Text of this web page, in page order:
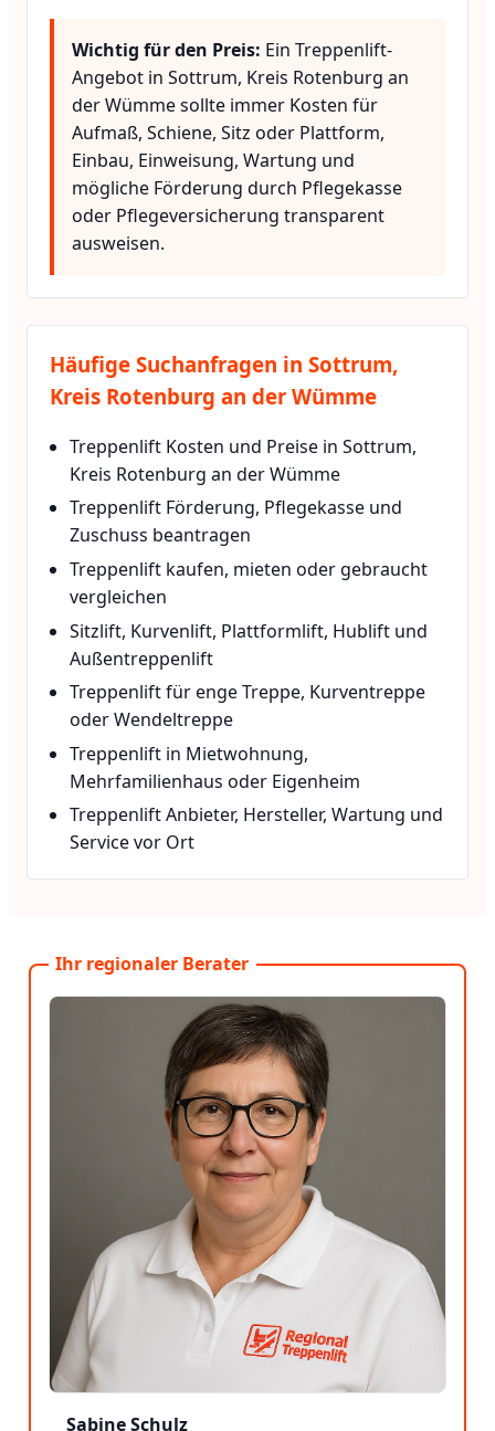
Wichtig für den Preis: Ein Treppenlift-
Angebot in Sottrum, Kreis Rotenburg an
der Wümme sollte immer Kosten für
Aufmaß, Schiene, Sitz oder Plattform,
Einbau, Einweisung, Wartung und
mögliche Förderung durch Pflegekasse
oder Pflegeversicherung transparent
ausweisen.
Häufige Suchanfragen in Sottrum,
Kreis Rotenburg an der Wümme
Treppenlift Kosten und Preise in Sottrum,
Kreis Rotenburg an der Wümme
Treppenlift Förderung, Pflegekasse und
Zuschuss beantragen
Treppenlift kaufen, mieten oder gebraucht
vergleichen
Sitzlift, Kurvenlift, Plattformlift, Hublift und
Außentreppenlift
Treppenlift für enge Treppe, Kurventreppe
oder Wendeltreppe
Treppenlift in Mietwohnung,
Mehrfamilienhaus oder Eigenheim
Treppenlift Anbieter, Hersteller, Wartung und
Service vor Ort
Ihr regionaler Berater
Sabine Schulz